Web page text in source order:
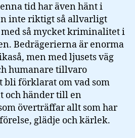
tid har även hänt i
inte riktigt så allvarligt
med så mycket kriminalitet i
Bedrägerierna är enorma
men med ljusets väg
humanare tillvaro
bli förklarat om vad som
och händer till en
överträffar allt som har
glädje och kärlek.